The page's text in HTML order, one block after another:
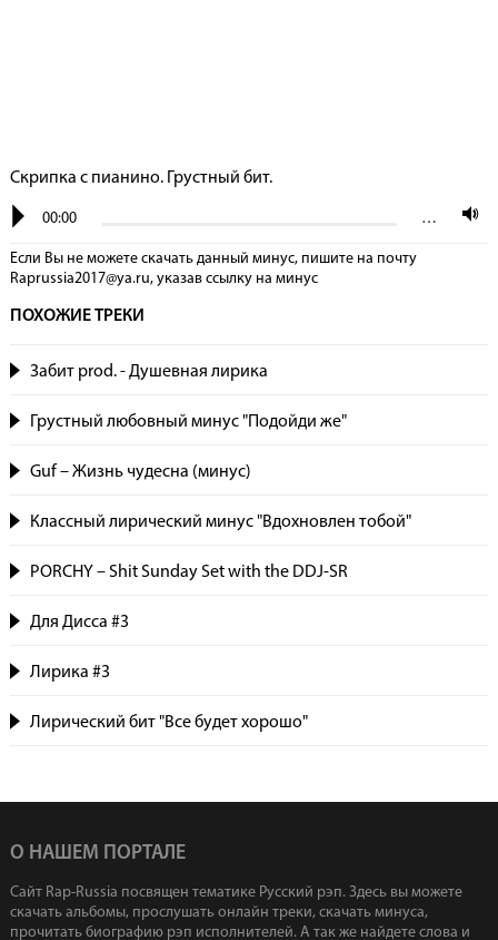
Скрипка с пианино. Грустный бит.
00:00 …
Если Вы не можете скачать данный минус, пишите на почту
Raprussia2017@ya.ru, указав сcылку на минус
ПОХОЖИЕ ТРЕКИ
Забит prod. - Душевная лирика
Грустный любовный минус "Подойди же"
Guf – Жизнь чудесна (минус)
Классный лирический минус "Вдохновлен тобой"
PORCHY – Shit Sunday Set with the DDJ-SR
Для Дисса #3
Лирика #3
Лирический бит "Все будет хорошо"
О НАШЕМ ПОРТАЛЕ
Сайт Rap-Russia посвящен тематике Русский рэп. Здесь вы можете
скачать альбомы, прослушать онлайн треки, скачать минуса,
прочитать биографию рэп исполнителей. А так же найдете слова и